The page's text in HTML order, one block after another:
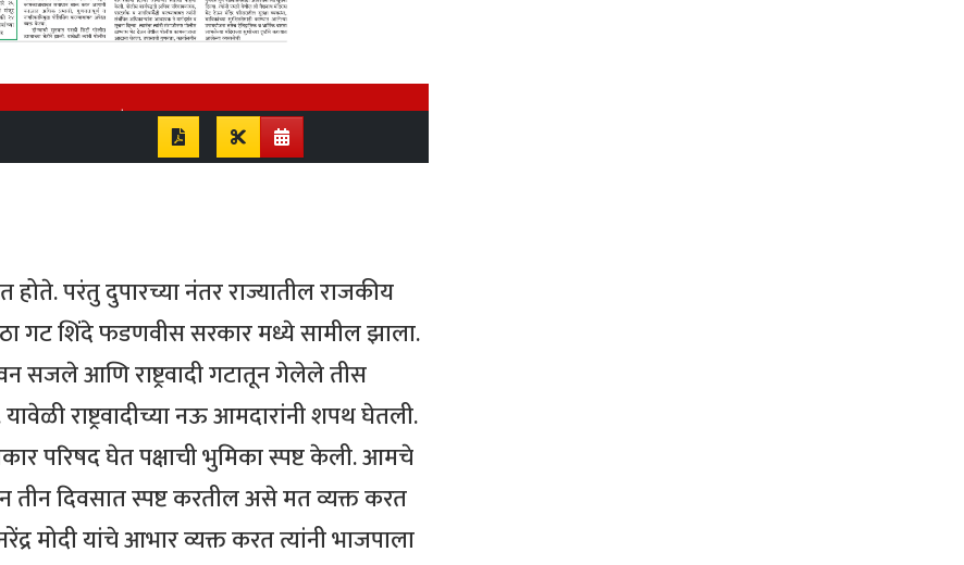
परंतु दुपारच्या नंतर राज्यातील राजकीय
गट शिंदे फडणवीस सरकार मध्ये सामील झाला.
सजले आणि राष्ट्रवादी गटातून गेलेले तीस
राष्ट्रवादीच्या नऊ आमदारांनी शपथ घेतली.
परिषद घेत पक्षाची भुमिका स्पष्ट केली. आमचे
तीन दिवसात स्पष्ट करतील असे मत व्यक्त करत
मोदी यांचे आभार व्यक्त करत त्यांनी भाजपाला